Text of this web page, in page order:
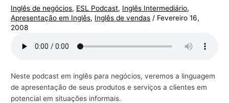
Inglês de negócios, ESL Podcast, Inglês Intermediário,
Apresentação em Inglês, Inglês de vendas / Fevereiro 16,
2008
Neste podcast em inglês para negócios, veremos a linguagem
de apresentação de seus produtos e serviços a clientes em
potencial em situações informais.
p
a
e
g